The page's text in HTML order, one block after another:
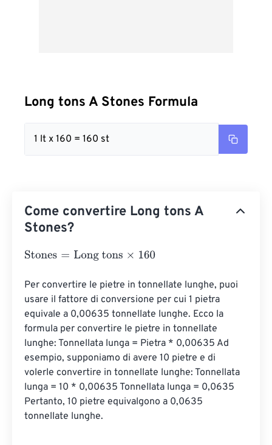
Long tons A Stones Formula
1 lt x 160 = 160 st
Come convertire Long tons A
Stones?
Stones= Long tons×160
Per convertire le pietre in tonnellate lunghe, puoi
usare il fattore di conversione per cui 1 pietra
equivale a 0,00635 tonnellate lunghe. Ecco la
formula per convertire le pietre in tonnellate
lunghe: Tonnellata lunga = Pietra * 0,00635 Ad
esempio, supponiamo di avere 10 pietre e di
volerle convertire in tonnellate lunghe: Tonnellata
lunga = 10 * 0,00635 Tonnellata lunga = 0,0635
Pertanto, 10 pietre equivalgono a 0,0635
tonnellate lunghe.